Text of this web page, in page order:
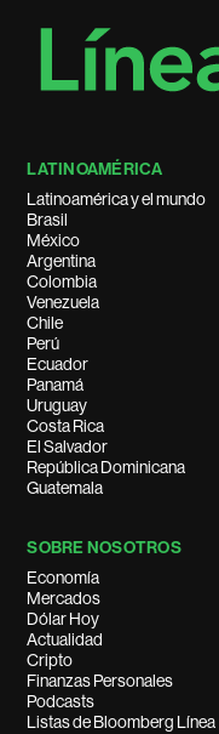
LATINOAMÉRICA
Latinoamérica y el mundo
Brasil
México
Argentina
Colombia
Venezuela
Chile
Perú
Ecuador
Panamá
Uruguay
Costa Rica
El Salvador
República Dominicana
Guatemala
SOBRE NOSOTROS
Economía
Mercados
Dólar Hoy
Actualidad
Cripto
Finanzas Personales
Podcasts
Listas de Bloomberg Línea